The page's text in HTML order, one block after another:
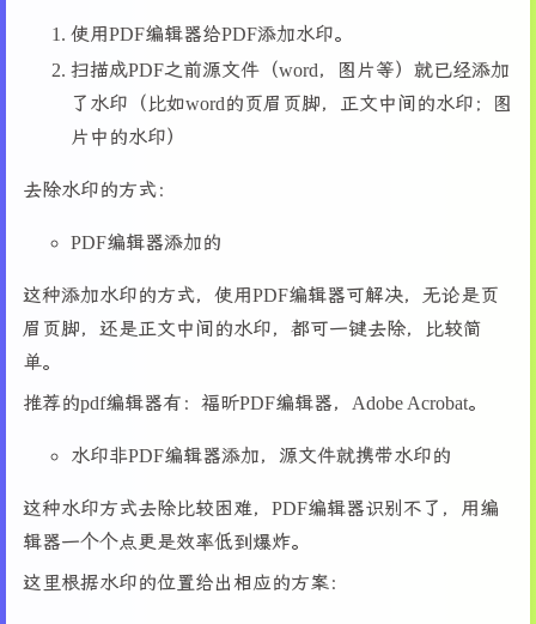
使用PDF编辑器给PDF添加水印。
扫描成PDF之前源文件（word，图片等）就已经添加
了水印（比如word的页眉页脚，正文中间的水印；图
片中的水印）
去除水印的方式：
PDF编辑器添加的
这种添加水印的方式，使用PDF编辑器可解决，无论是页
眉页脚，还是正文中间的水印，都可一键去除，比较简
单。
推荐的pdf编辑器有：福昕PDF编辑器，Adobe Acrobat。
水印非PDF编辑器添加，源文件就携带水印的
这种水印方式去除比较困难，PDF编辑器识别不了，用编
辑器一个个点更是效率低到爆炸。
这里根据水印的位置给出相应的方案：